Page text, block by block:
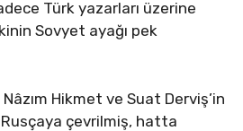
Türk yazarları üzerine
Sovyet ayağı pek
Hikmet ve Suat Derviş’in
çevrilmiş, hatta